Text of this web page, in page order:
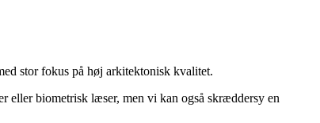
stor fokus på høj arkitektonisk kvalitet.
eller biometrisk læser, men vi kan også skræddersy en